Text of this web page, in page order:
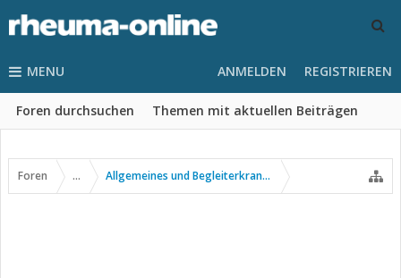
MENU
Foren durchsuchen Themen mit aktuellen Beiträgen
ANMELDEN REGISTRIEREN
Foren ... Allgemeines und Begleiterkrankungen